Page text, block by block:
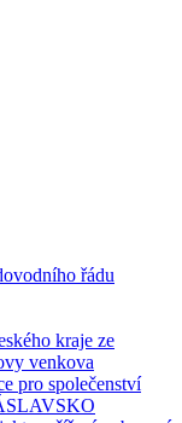
řádu
kraje ze
venkova
pro společenství